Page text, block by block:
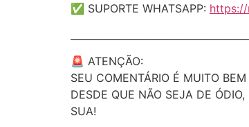
✅ SUPORTE WHATSAPP:
🚨 ATENÇÃO:
SEU COMENTÁRIO É MUITO BEM
DESDE QUE NÃO SEJA DE
SUA!